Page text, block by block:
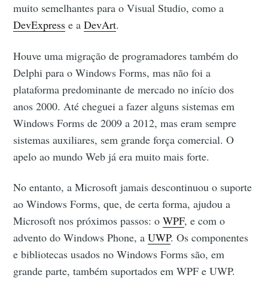
muito semelhantes para o Visual Studio, como a
DevExpress e aDevArt.
Houve uma migração de programadores também do
Delphi para o Windows Forms, mas não foi a
plataforma predominante de mercado no início dos
anos 2000. Até cheguei a fazer alguns sistemas em
Windows Forms de 2009 a 2012, mas eram sempre
sistemas auxiliares, sem grande força comercial. O
apelo ao mundo Web já era muito mais forte.
No entanto, a Microsoft jamais descontinuou o suporte
ao Windows Forms, que, de certa forma, ajudou a
Microsoft nos próximos passos: oWPF, e com o
advento do Windows Phone, aUWP. Os componentes
e bibliotecas usados no Windows Forms são, em
grande parte, também suportados em WPF e UWP.